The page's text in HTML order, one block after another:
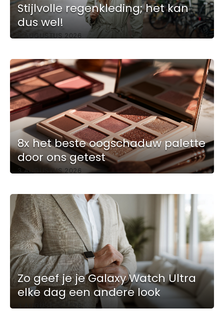
Stijlvolle regenkleding; het kan
dus wel!
6 AUGUSTUS 2026
8x het beste oogschaduw palette
door ons getest
3 AUGUSTUS 2026
Zo geef je je Galaxy Watch Ultra
elke dag een andere look
3 AUGUSTUS 2026